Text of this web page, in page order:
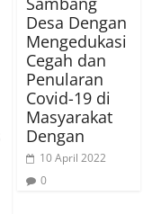
Desa Dengan
Mengedukasi
Cegah dan
Penularan
Covid-19 di
Masyarakat
Dengan
10 April 2022
0